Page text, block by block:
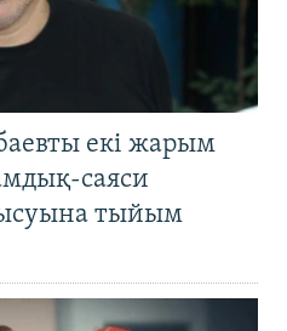
екі жарым
саяси
тыйым